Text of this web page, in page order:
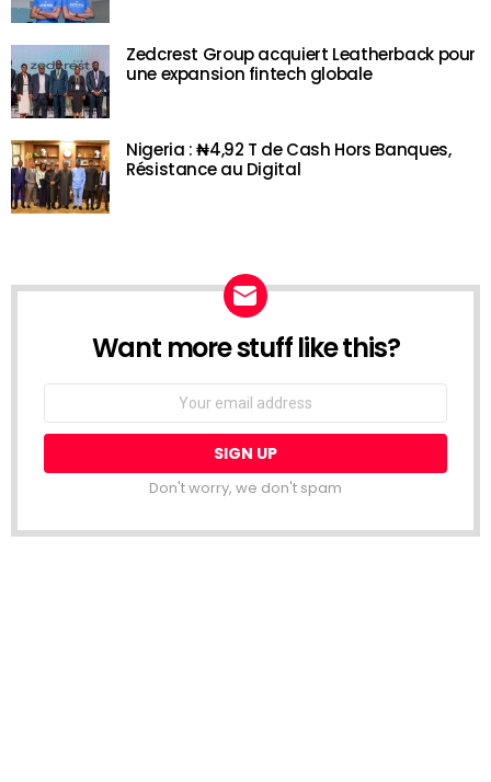
Zedcrest Group acquiert Leatherback pour
une expansion fintech globale
Nigeria : ₦4,92 T de Cash Hors Banques,
Résistance au Digital
NEWSLETTER
Want more stuff like this?
Email
Don't worry, we don't spam